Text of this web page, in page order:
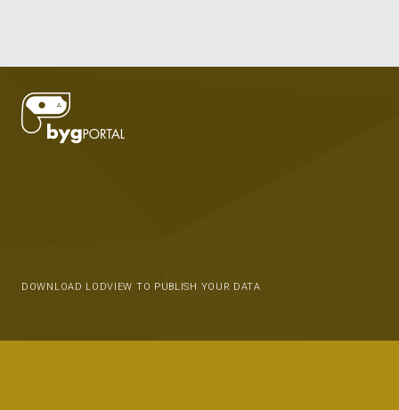
DOWNLOAD LODVIEW TO PUBLISH YOUR DATA